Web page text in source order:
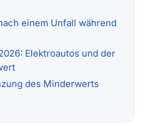
einem Unfall während
Elektroautos und der
des Minderwerts